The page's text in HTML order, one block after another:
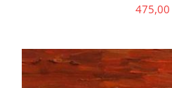
475,00